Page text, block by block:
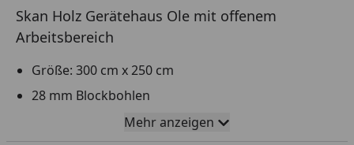
Skan Holz Gerätehaus Ole mit offenem
Arbeitsbereich
Größe: 300 cm x 250 cm
28 mm Blockbohlen
Einfachnut mit stumpfen Eckverbindungen
Mehr anzeigen